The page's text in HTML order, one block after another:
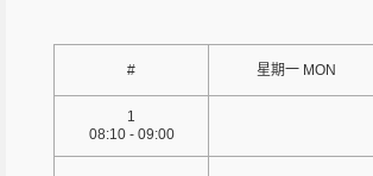
# 星期一 MON
1
08:10 - 09:00